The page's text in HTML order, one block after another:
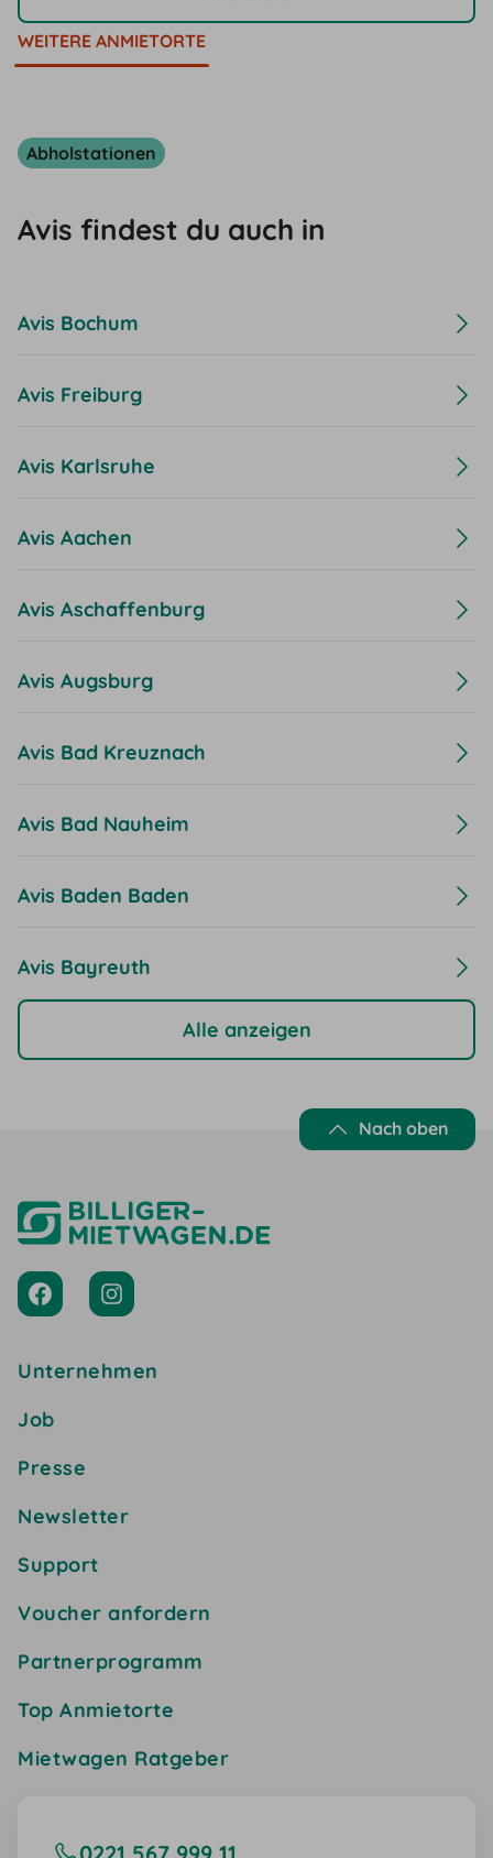
WEITERE ANMIETORTE
Abholstationen
Avis findest du auch in
Avis Bochum
Avis Freiburg
Avis Karlsruhe
Avis Aachen
Avis Aschaffenburg
Avis Augsburg
Avis Bad Kreuznach
Avis Bad Nauheim
Avis Baden Baden
Avis Bayreuth
Alle anzeigen
Nach oben
Unternehmen
Job
Presse
Newsletter
Support
Voucher anfordern
Partnerprogramm
Top Anmietorte
Mietwagen Ratgeber